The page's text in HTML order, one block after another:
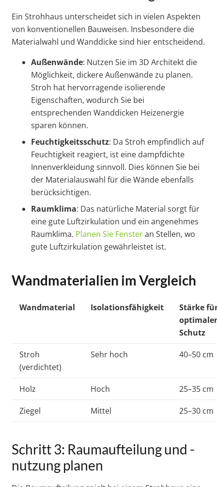
Ein Strohhaus unterscheidet sich in vielen Aspekten
von konventionellen Bauweisen. Insbesondere die
Materialwahl und Wanddicke sind hier entscheidend.
Außenwände: Nutzen Sie im 3D Architekt die
Möglichkeit, dickere Außenwände zu planen.
Stroh hat hervorragende isolierende
Eigenschaften, wodurch Sie bei
entsprechenden Wanddicken Heizenergie
sparen können.
Feuchtigkeitsschutz: Da Stroh empfindlich auf
Feuchtigkeit reagiert, ist eine dampfdichte
Innenverkleidung sinnvoll. Dies können Sie bei
der Materialauswahl für die Wände ebenfalls
berücksichtigen.
Raumklima: Das natürliche Material sorgt für
eine gute Luftzirkulation und ein angenehmes
Raumklima. Planen Sie Fensteran Stellen, wo
gute Luftzirkulation gewährleistet ist.
Wandmaterialien im Vergleich
Wandmaterial Isolationsfähigkeit
Stärke
Schutz
Stroh
(verdichtet)
Sehr hoch 40–50 cm
Holz Hoch 25–35 cm
Ziegel Mittel 25–30 cm
Schritt 3: Raumaufteilung und -
nutzung planen